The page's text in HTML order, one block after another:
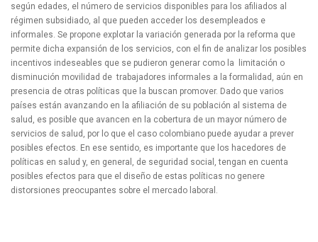
según edades, el número de servicios disponibles para los afiliados al
régimen subsidiado, al que pueden acceder los desempleados e
informales. Se propone explotar la variación generada por la reforma que
permite dicha expansión de los servicios, con el fin de analizar los posibles
incentivos indeseables que se pudieron generar como la limitación o
disminución movilidad de trabajadores informales a la formalidad, aún en
presencia de otras políticas que la buscan promover. Dado que varios
países están avanzando en la afiliación de su población al sistema de
salud, es posible que avancen en la cobertura de un mayor número de
servicios de salud, por lo que el caso colombiano puede ayudar a prever
posibles efectos. En ese sentido, es importante que los hacedores de
políticas en salud y, en general, de seguridad social, tengan en cuenta
posibles efectos para que el diseño de estas políticas no genere
distorsiones preocupantes sobre el mercado laboral.